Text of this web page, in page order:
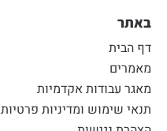
באתר
דף הבית
מאמרים
מאגר עבודות אקדמיות
תנאי שימוש ומדיניות פרטיות